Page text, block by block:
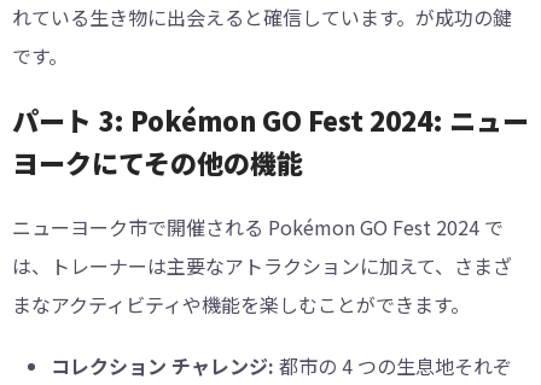
れている生き物に出会えると確信しています。が成功の鍵
です。
パート 3: Pokémon GO Fest 2024: ニュー
ヨークにてその他の機能
ニューヨーク市で開催される Pokémon GO Fest 2024 で
は、トレーナーは主要なアトラクションに加えて、さまざ
まなアクティビティや機能を楽しむことができます。
コレクション チャレンジ: 都市の 4 つの生息地それぞ